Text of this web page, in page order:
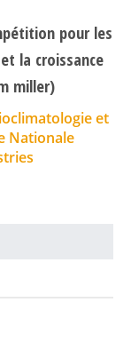
pour les
la croissance
miller)
et
Nationale